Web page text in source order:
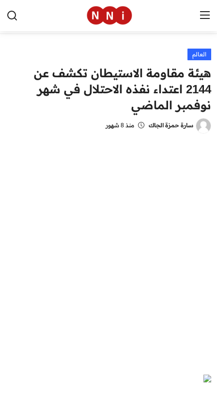
الرئيسية
اخبار مصر
العالم
الرياضة
العالم
هيئة مقاومة الاستيطان تكشف عن
2144 اعتداء نفذه الاحتلال في شهر
نوفمبر الماضي
سارة حمزة الجاك منذ 8 شهور